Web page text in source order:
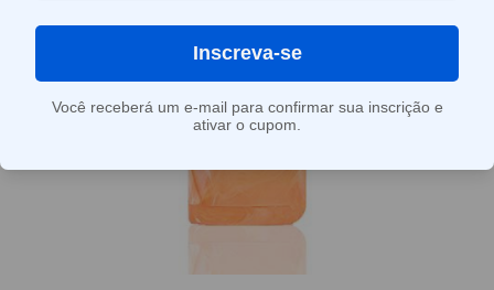
Inscreva-se
Você receberá um e-mail para confirmar sua inscrição e
ativar o cupom.